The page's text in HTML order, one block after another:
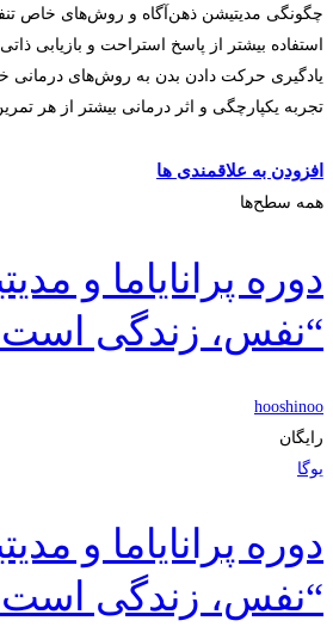
چگونگی مدیتیشن ذهن‌آگاه و روش‌های خاص
استفاده بیشتر از پاسخ استراحت و بازیابی
یادگیری حرکت دادن بدن به روش‌های درمانی
تجربه یکپارچگی و اثر درمانی بیشتر از هر
افزودن به علاقمندی ها
همه سطح‌ها
دوره پرانایاما و
“نفس، زندگی
hooshinoo
رایگان
یوگا
دوره پرانایاما و
“نفس، زندگی